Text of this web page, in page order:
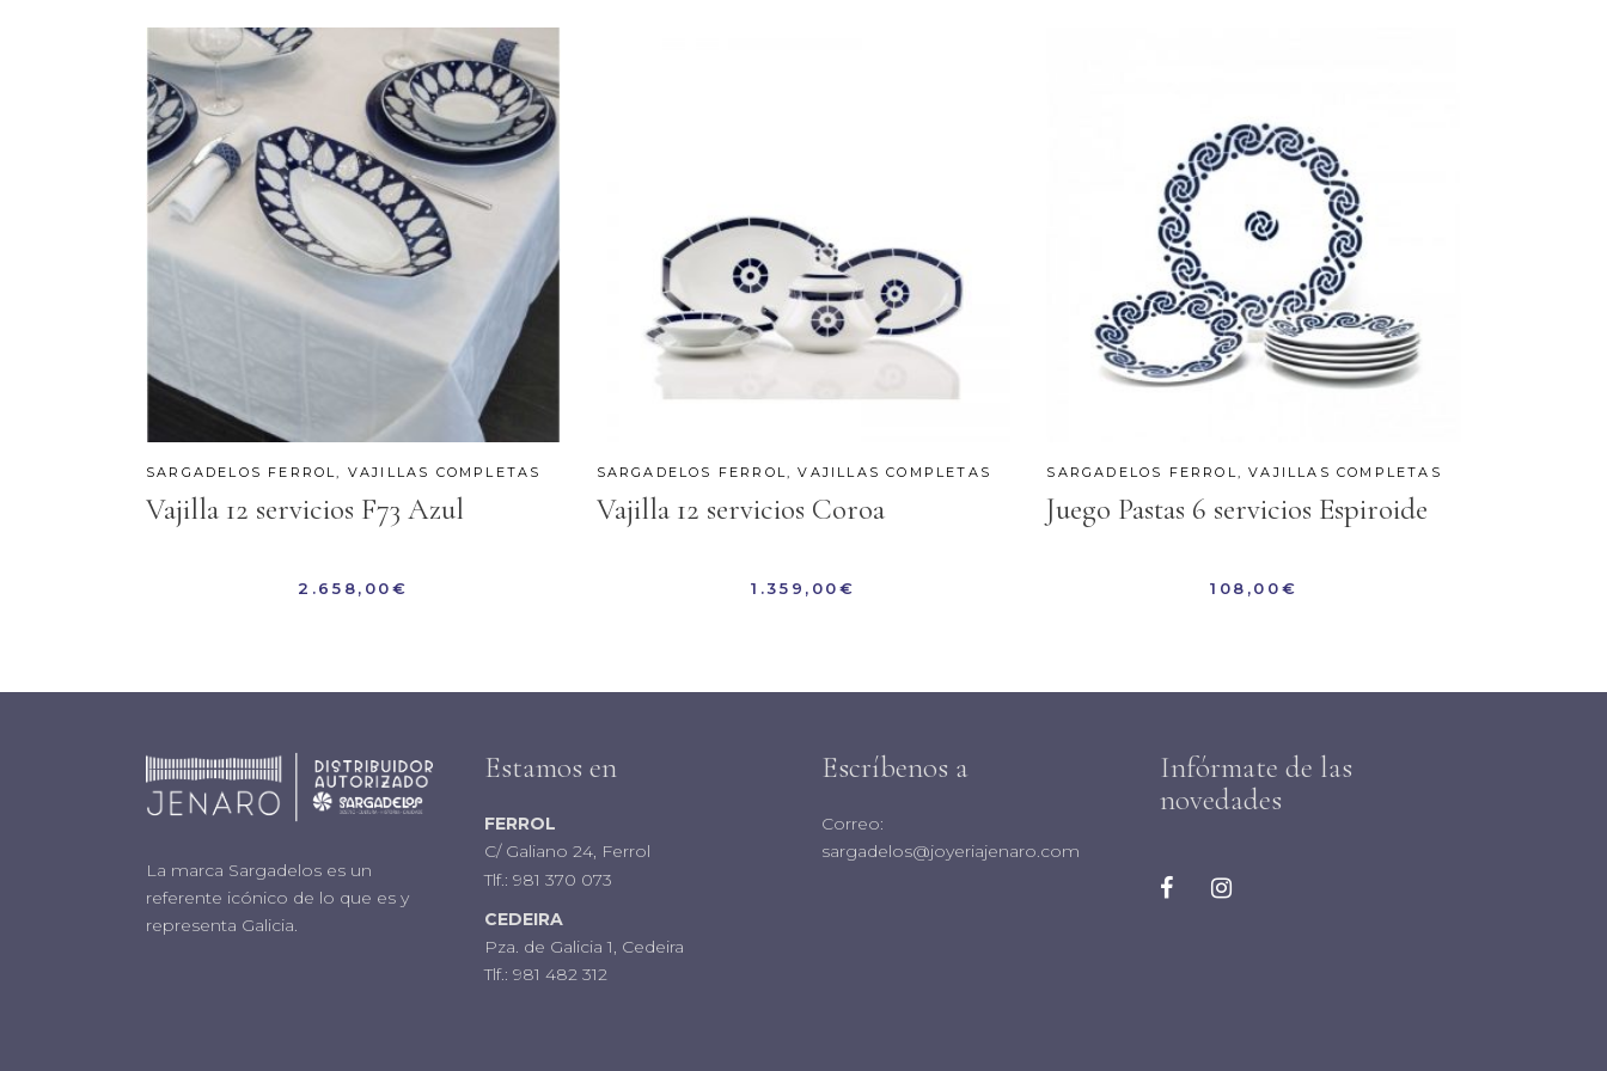
SARGADELOS FERROL VAJILLAS COMPLETAS
Vajilla 12 servicios F73 Azul
2.658,00€
SARGADELOS FERROL ,VAJILLAS COMPLETAS
Vajilla 12 servicios Coroa
1.359,00€
SARGADELOS FERROL ,VAJILLAS COMPLETAS
Juego Pastas 6 servicios Espiroide
108,00€
La marca Sargadelos es un
referente icónico de lo que es y
representa Galicia.
Estamos en
FERROL
C/ Galiano 24, Ferrol
Tlf.: 981 370 073
CEDEIRA
Pza. de Galicia 1, Cedeira
Tlf.: 981 482 312
Escríbenos a
Correo:
sargadelos@joyeriajenaro.com
Infórmate de las
novedades